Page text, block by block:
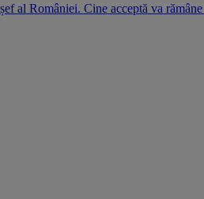
al României. Cine acceptă va